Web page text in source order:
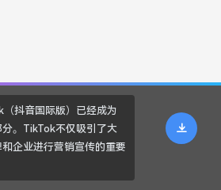
抖音国际版）已经成为
。TikTok不仅吸引了大
企业进行营销宣传的重要